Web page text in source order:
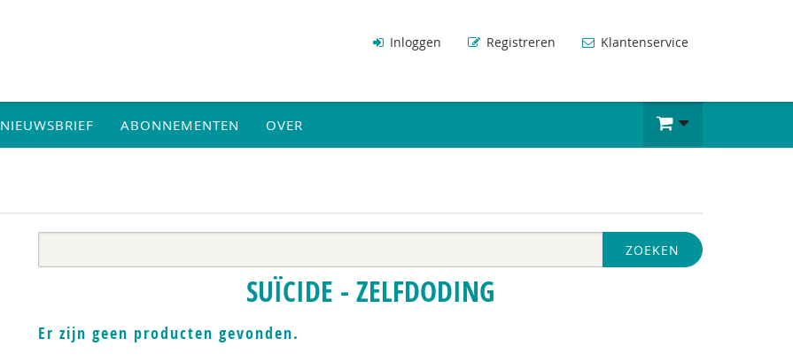
Inloggen Registreren Klantenservice
NIEUWSBRIEF ABONNEMENTEN OVER
ZOEKEN
SUÏCIDE - ZELFDODING
Er zijn geen producten gevonden.